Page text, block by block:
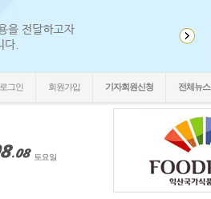
로그인 회원가입 기자회원신청 전체뉴스